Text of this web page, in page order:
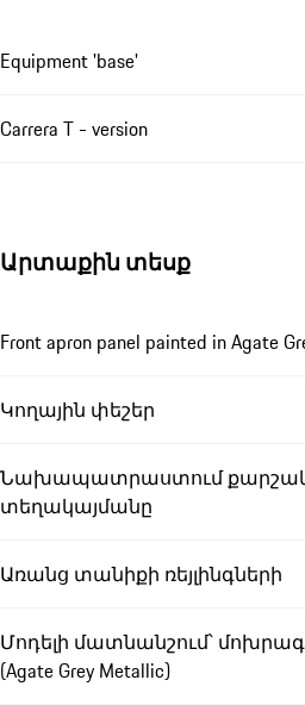
Equipment 'base'
Carrera T - version
Արտաքին տեսք
Front apron panel painted in Agate
Կողային փեշեր
Նախապատրաստում
տեղակայմանը
Առանց տանիքի ռեյլինգների
Մոդելի մատնանշում՝
(Agate Grey Metallic)